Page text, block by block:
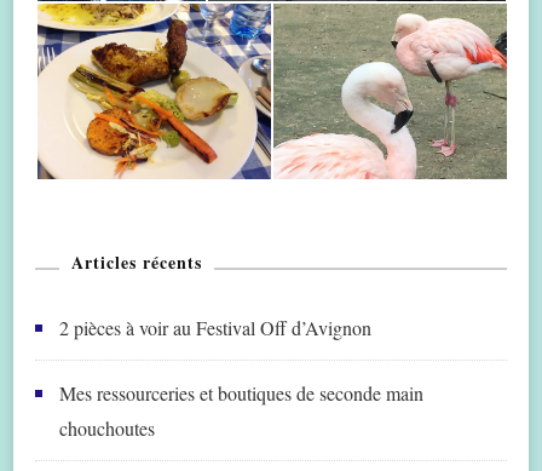
Articles récents
2 pièces à voir au Festival Off d’Avignon
Mes ressourceries et boutiques de seconde main
chouchoutes